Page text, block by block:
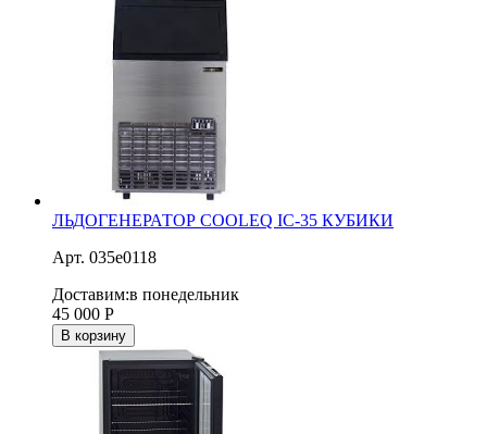
ЛЬДОГЕНЕРАТОР COOLEQ IC-35 КУБИКИ
Арт. 035e0118
Доставим:в понедельник
45 000 Р
В корзину